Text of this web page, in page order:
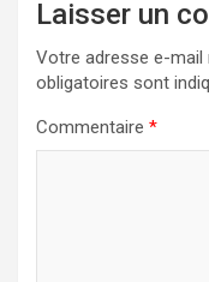
Laisser un
Votre adresse e-mail
obligatoires sont
Commentaire *